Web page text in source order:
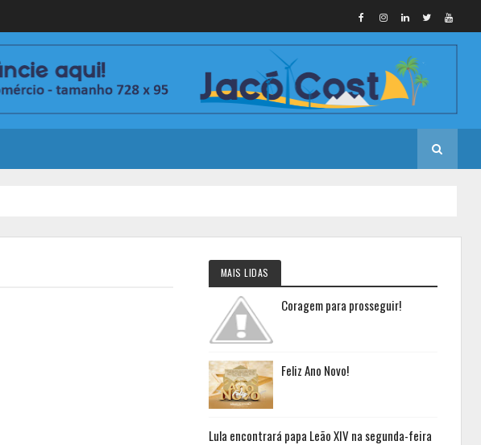
MAIS LIDAS
Coragem para prosseguir!
Feliz Ano Novo!
Lula encontrará papa Leão XIV na segunda-feira